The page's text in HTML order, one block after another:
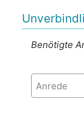
Benötigte
Anrede